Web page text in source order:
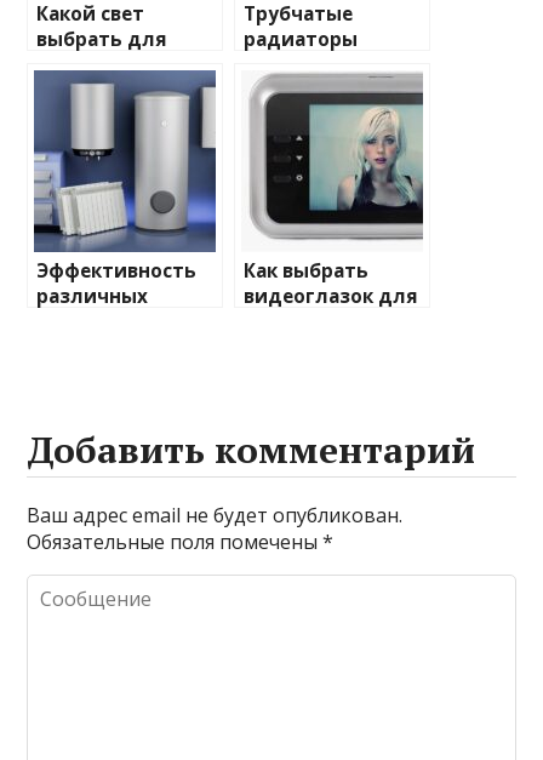
Какой свет
выбрать для
домашнего
освещения
Трубчатые
радиаторы
отопления: виды
и характеристики
Эффективность
различных
Как выбрать
видеоглазок для
Добавить комментарий
Ваш адрес email не будет опубликован.
Обязательные поля помечены*